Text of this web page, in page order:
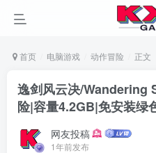
首页 电脑游戏 动作冒险 正文
逸剑风云决/Wandering
险|容量4.2GB|免安装绿
网友投稿
1年前发布